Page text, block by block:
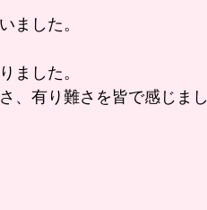
ました。
ました。
、有り難さを皆で感じまし